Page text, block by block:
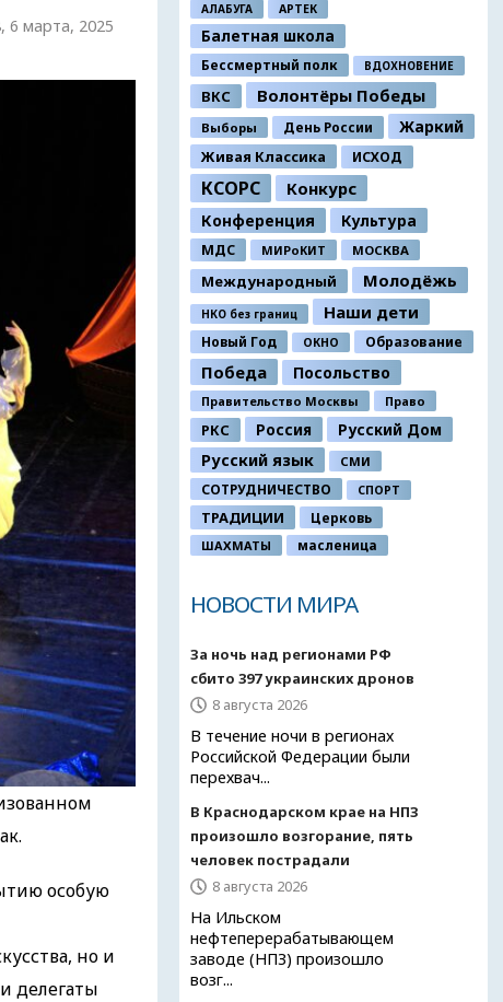
6 марта, 2025
особую
но и
делегаты
АЛАБУГА АРТЕК
Балетная школа
Бессмертный полк ВДОХНОВЕНИЕ
ВКС Волонтёры Победы
Выборы День России Жаркий
Живая Классика ИСХОД
КСОРС Конкурс
Конференция Культура
МДС МИРоКИТ МОСКВА
Международный Молодёжь
НКО без границ Наши дети
Новый Год ОКНО Образование
Победа Посольство
Правительство Москвы Право
РКС Россия
Русский Дом
Русский язык
СМИ
СОТРУДНИЧЕСТВО СПОРТ
ТРАДИЦИИ Церковь
ШАХМАТЫ масленица
НОВОСТИ МИРА
За ночь над регионами РФ
сбито 397 украинских дронов
8 августа 2026
В течение ночи в регионах
Российской Федерации были
перехвач...
В Краснодарском крае на НПЗ
произошло возгорание, пять
человек пострадали
8 августа 2026
На Ильском
нефтеперерабатывающем
заводе (НПЗ) произошло
возг...